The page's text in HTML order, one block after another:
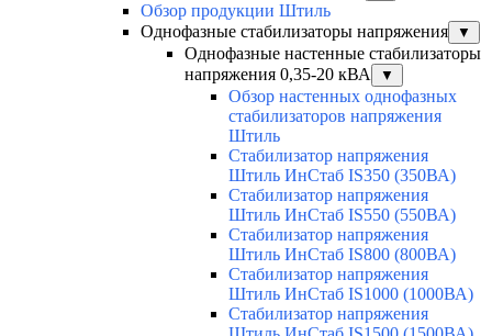
Обзор продукции Штиль
Однофазные стабилизаторы напряжения
▼
Однофазные настенные стабилизаторы
напряжения 0,35-20 кВА
▼
Обзор настенных однофазных
стабилизаторов напряжения
Штиль
Стабилизатор напряжения
Штиль ИнСтаб IS350 (350ВА)
Стабилизатор напряжения
Штиль ИнСтаб IS550 (550ВА)
Стабилизатор напряжения
Штиль ИнСтаб IS800 (800ВА)
Стабилизатор напряжения
Штиль ИнСтаб IS1000 (1000ВА)
Стабилизатор напряжения